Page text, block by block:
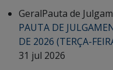
GeralPauta de
PAUTA DE
DE 2026 (TERÇA-
31 jul 2026